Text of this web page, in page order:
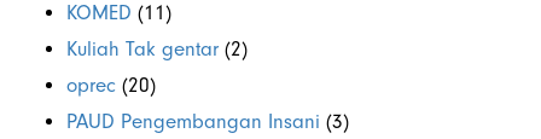
KOMED (11)
Kuliah Tak gentar (2)
oprec (20)
PAUD Pengembangan Insani (3)